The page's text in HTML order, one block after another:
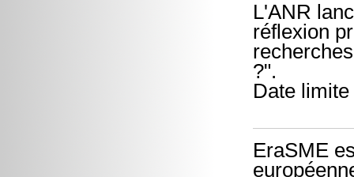
L'ANR
réflexion
?".
Date
EraSME